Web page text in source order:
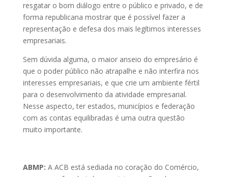
resgatar o bom diálogo entre o público e privado, e de
forma republicana mostrar que é possível fazer a
representação e defesa dos mais legítimos interesses
empresariais.
Sem dúvida alguma, o maior anseio do empresário é
que o poder público não atrapalhe e não interfira nos
interesses empresariais, e que crie um ambiente fértil
para o desenvolvimento da atividade empresarial.
Nesse aspecto, ter estados, municípios e federação
com as contas equilibradas é uma outra questão
muito importante.
ABMP: A ACB está sediada no coração do Comércio,